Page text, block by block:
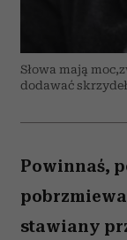
Słowa mają
dodawać
Powinnaś,
stawiany